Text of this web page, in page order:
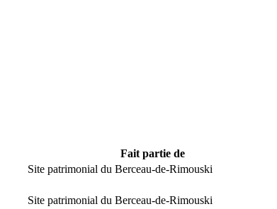
Fait partie de
Site patrimonial du Berceau-de-Rimouski
Site patrimonial du Berceau-de-Rimouski